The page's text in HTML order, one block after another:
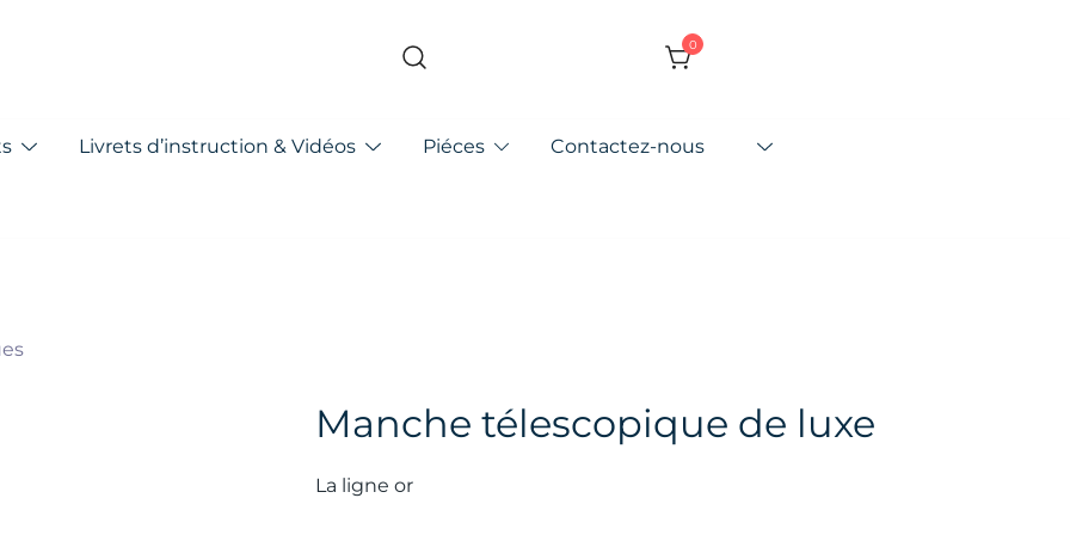
0
Livrets d’instruction & Vidéos Piéces Contactez-nous
Manche télescopique de luxe
La ligne or